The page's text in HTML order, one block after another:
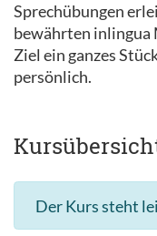
Sprechübungen
bewährten inlingua
Ziel ein ganzes
persönlich.
Der Kurs steht